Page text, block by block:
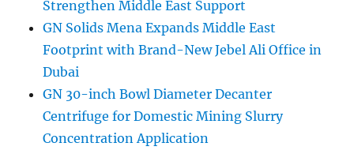
Strengthen Middle East Support
GN Solids Mena Expands Middle East
Footprint with Brand-New Jebel Ali Office in
Dubai
GN 30-inch Bowl Diameter Decanter
Centrifuge for Domestic Mining Slurry
Concentration Application